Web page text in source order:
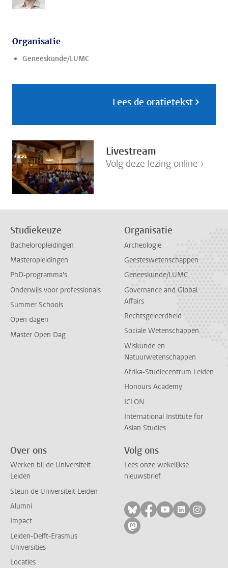
Organisatie
Geneeskunde/LUMC
Lees de oratietekst
Livestream
Volg deze lezing online ›
Studiekeuze
Bacheloropleidingen
Masteropleidingen
PhD-programma's
Onderwijs voor professionals
Summer Schools
Open dagen
Master Open Dag
Organisatie
Archeologie
Geesteswetenschappen
Geneeskunde/LUMC
Governance and Global
Affairs
Rechtsgeleerdheid
Sociale Wetenschappen
Wiskunde en
Natuurwetenschappen
Afrika-Studiecentrum Leiden
Honours Academy
ICLON
International Institute for
Asian Studies
Over ons
Werken bij de Universiteit
Leiden
Steun de Universiteit Leiden
Alumni
Impact
Leiden-Delft-Erasmus
Universities
Locaties
Volg ons
Lees onze wekelijkse
nieuwsbrief
Volg ons op bluesky
Volg ons op
Volg ons op
Volg ons
Volg
Volg ons op mastodon